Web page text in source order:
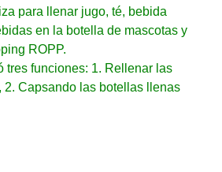
para llenar jugo, té, bebida
en la botella de mascotas y
ROPP.
tres funciones: 1. Rellenar las
2. Capsando las botellas llenas